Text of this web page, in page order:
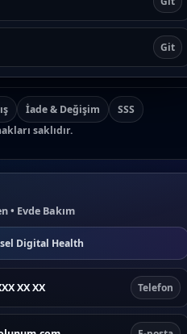
Git
İade & Değişim
SSS
saklıdır.
• Evde Bakım
Digital Health
XX XX Telefon